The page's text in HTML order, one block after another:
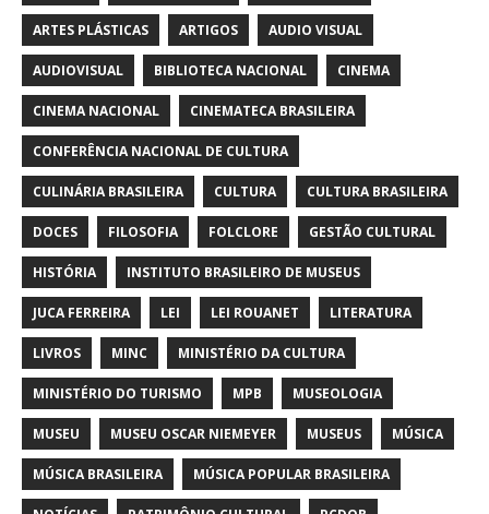
ARTES PLÁSTICAS ARTIGOS AUDIO VISUAL
AUDIOVISUAL BIBLIOTECA NACIONAL CINEMA
CINEMA NACIONAL CINEMATECA BRASILEIRA
CONFERÊNCIA NACIONAL DE CULTURA
CULINÁRIA BRASILEIRA CULTURA CULTURA BRASILEIRA
DOCES FILOSOFIA FOLCLORE GESTÃO CULTURAL
HISTÓRIA INSTITUTO BRASILEIRO DE MUSEUS
JUCA FERREIRA LEI LEI ROUANET LITERATURA
LIVROS MINC MINISTÉRIO DA CULTURA
MINISTÉRIO DO TURISMO MPB MUSEOLOGIA
MUSEU MUSEU OSCAR NIEMEYER MUSEUS MÚSICA
MÚSICA BRASILEIRA MÚSICA POPULAR BRASILEIRA